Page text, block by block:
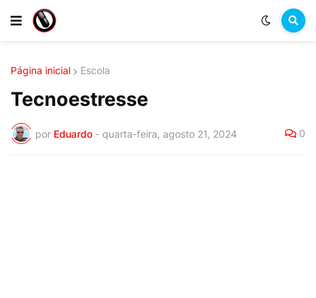
Página inicial Escola
Tecnoestresse
por Eduardo - quarta-feira, agosto 21, 2024 0